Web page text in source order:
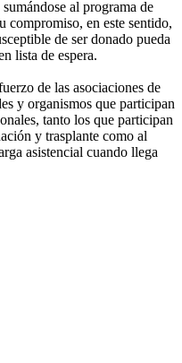
al programa de
compromiso, en este sentido,
de ser donado pueda
lista de espera.
de las asociaciones de
y organismos que participan
tanto los que participan
y trasplante como al
asistencial cuando llega